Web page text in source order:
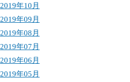
2019年10月
2019年09月
2019年08月
2019年07月
2019年06月
2019年05月